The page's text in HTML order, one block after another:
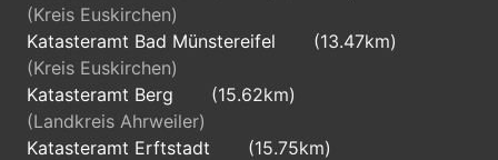
(Kreis Euskirchen)
Katasteramt Bad Münstereifel
(13.47km)
(Kreis Euskirchen)
Katasteramt Berg
(15.62km)
(Landkreis Ahrweiler)
Katasteramt Erftstadt
(15.75km)